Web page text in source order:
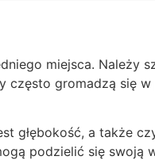
miejsca. Należy
często gromadzą się
głębokość, a także
podzielić się swoją